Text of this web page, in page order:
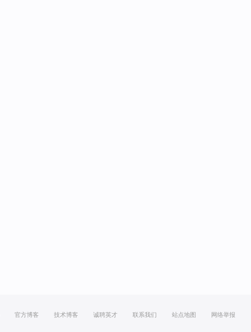
官方博客 技术博客 诚聘英才 联系我们 站点地图 网络举报